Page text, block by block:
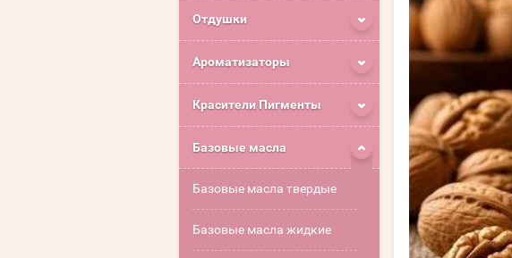
Отдушки
Ароматизаторы
Красители Пигменты
Базовые масла
Базовые масла твердые
Базовые масла жидкие